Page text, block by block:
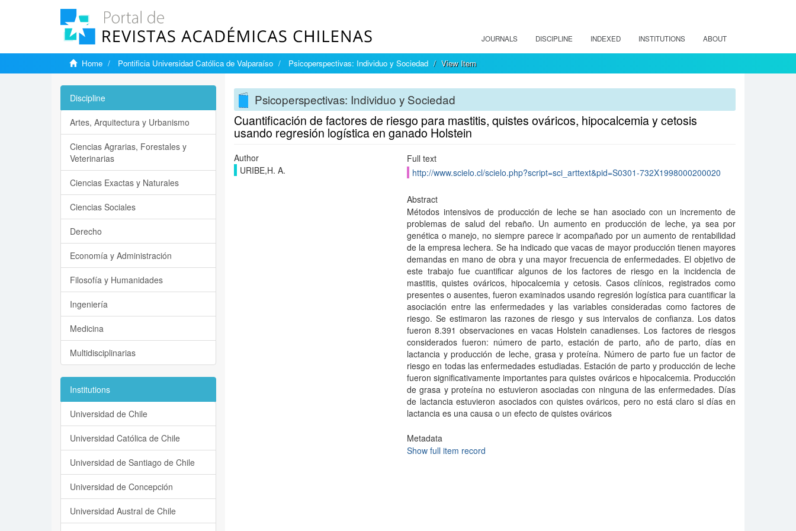
JOURNALS DISCIPLINE INDEXED INSTITUTIONS ABOUT
Home Pontificia Universidad Católica de Valparaíso Psicoperspectivas: Individuo y Sociedad View Item
Psicoperspectivas: Individuo y Sociedad
Cuantificación de factores de riesgo para mastitis, quistes ováricos, hipocalcemia y cetosis
usando regresión logística en ganado Holstein
Author
URIBE,H. A.
Full text
http://www.scielo.cl/scielo.php?script=sci_arttext&pid=S0301-732X1998000200020
Abstract
Métodos intensivos de producción de leche se han asociado con un incremento de
problemas de salud del rebaño. Un aumento en producción de leche, ya sea por
genética o manejo, no siempre parece ir acompañado por un aumento de rentabilidad
de la empresa lechera. Se ha indicado que vacas de mayor producción tienen mayores
demandas en mano de obra y una mayor frecuencia de enfermedades. El objetivo de
este trabajo fue cuantificar algunos de los factores de riesgo en la incidencia de
mastitis, quistes ováricos, hipocalcemia y cetosis. Casos clínicos, registrados como
presentes o ausentes, fueron examinados usando regresión logística para cuantificar la
asociación entre las enfermedades y las variables consideradas como factores de
riesgo. Se estimaron las razones de riesgo y sus intervalos de confianza. Los datos
fueron 8.391 observaciones en vacas Holstein canadienses. Los factores de riesgos
considerados fueron: número de parto, estación de parto, año de parto, días en
lactancia y producción de leche, grasa y proteína. Número de parto fue un factor de
riesgo en todas las enfermedades estudiadas. Estación de parto y producción de leche
fueron significativamente importantes para quistes ováricos e hipocalcemia. Producción
de grasa y proteína no estuvieron asociadas con ninguna de las enfermedades. Días
de lactancia estuvieron asociados con quistes ováricos, pero no está claro si días en
lactancia es una causa o un efecto de quistes ováricos
Metadata
Show full item record
Discipline
Artes, Arquitectura y Urbanismo
Ciencias Agrarias, Forestales y
Veterinarias
Ciencias Exactas y Naturales
Ciencias Sociales
Derecho
Economía y Administración
Filosofía y Humanidades
Ingeniería
Medicina
Multidisciplinarias
Institutions
Universidad de Chile
Universidad Católica de Chile
Universidad de Santiago de Chile
Universidad de Concepción
Universidad Austral de Chile